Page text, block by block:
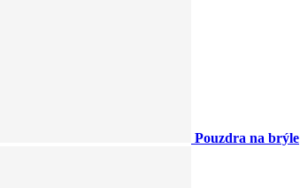
Pouzdra na brýle